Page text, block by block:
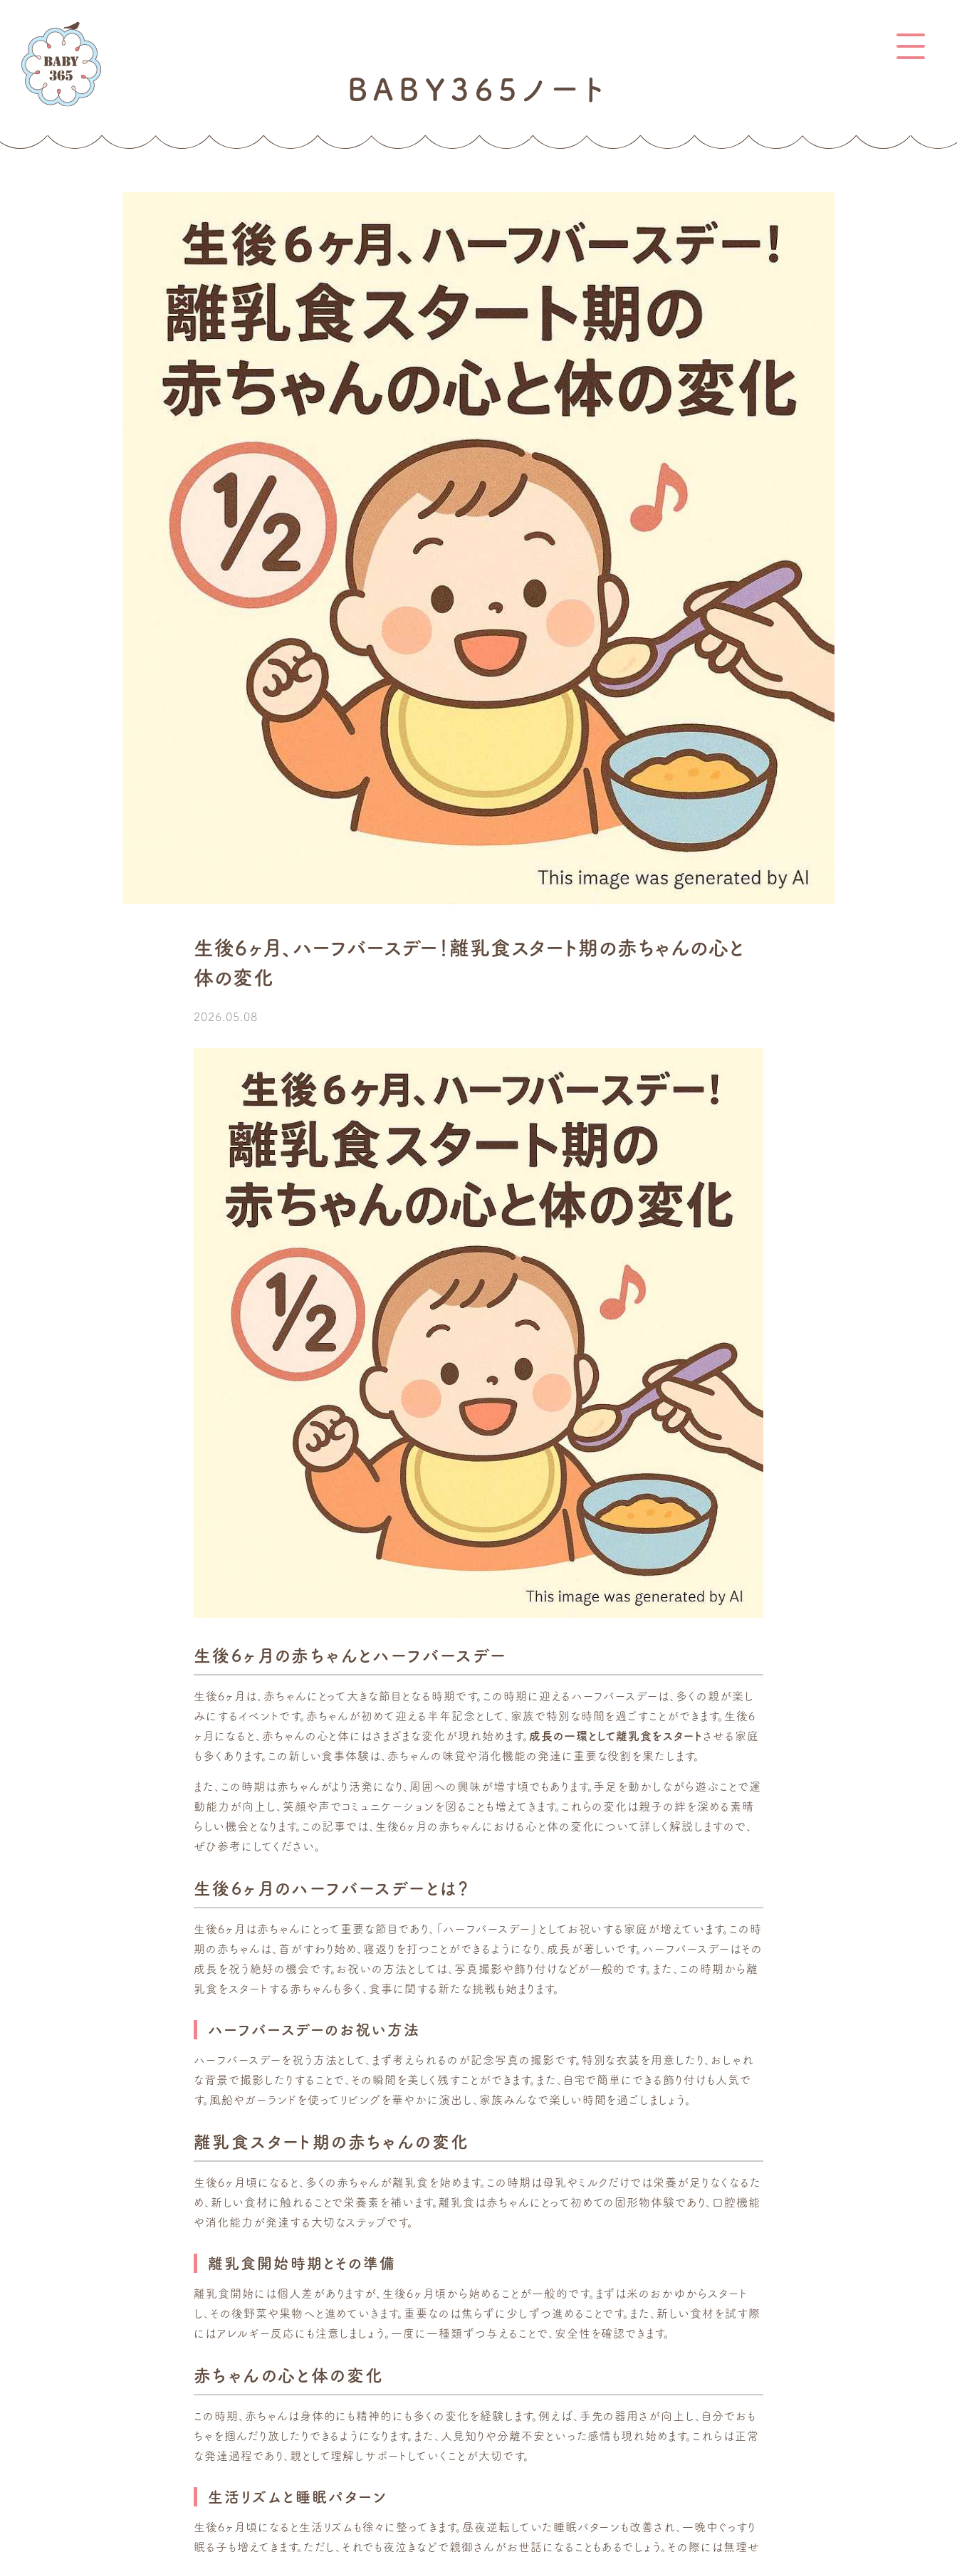
BABY365ノート
生後6ヶ月、ハーフバースデー！離乳食スタート期の赤ちゃんの心と
体の変化
2026.05.08
生後6ヶ月の赤ちゃんとハーフバースデー
生後6ヶ月は、赤ちゃんにとって大きな節目となる時期です。この時期に迎えるハーフバースデーは、多くの親が楽し
みにするイベントです。赤ちゃんが初めて迎える半年記念として、家族で特別な時間を過ごすことができます。生後6
ヶ月になると、赤ちゃんの心と体にはさまざまな変化が現れ始めます。 成長の一環として離乳食をスタート させる家庭
も多くあります。この新しい食事体験は、赤ちゃんの味覚や消化機能の発達に重要な役割を果たします。
また、この時期は赤ちゃんがより活発になり、周囲への興味が増す頃でもあります。手足を動かしながら遊ぶことで運
動能力が向上し、笑顔や声でコミュニケーションを図ることも増えてきます。これらの変化は親子の絆を深める素晴
らしい機会となります。この記事では、生後6ヶ月の赤ちゃんにおける心と体の変化について詳しく解説しますので、
ぜひ参考にしてください。
生後6ヶ月のハーフバースデーとは？
生後6ヶ月は赤ちゃんにとって重要な節目であり、「ハーフバースデー」としてお祝いする家庭が増えています。この時
期の赤ちゃんは、首がすわり始め、寝返りを打つことができるようになり、成長が著しいです。ハーフバースデーはその
成長を祝う絶好の機会です。お祝いの方法としては、写真撮影や飾り付けなどが一般的です。また、この時期から離
乳食をスタートする赤ちゃんも多く、食事に関する新たな挑戦も始まります。
ハーフバースデーのお祝い方法
ハーフバースデーを祝う方法として、まず考えられるのが記念写真の撮影です。特別な衣装を用意したり、おしゃれ
な背景で撮影したりすることで、その瞬間を美しく残すことができます。また、自宅で簡単にできる飾り付けも人気で
す。風船やガーランドを使ってリビングを華やかに演出し、家族みんなで楽しい時間を過ごしましょう。
離乳食スタート期の赤ちゃんの変化
生後6ヶ月頃になると、多くの赤ちゃんが離乳食を始めます。この時期は母乳やミルクだけでは栄養が足りなくなるた
め、新しい食材に触れることで栄養素を補います。離乳食は赤ちゃんにとって初めての固形物体験であり、口腔機能
や消化能力が発達する大切なステップです。
離乳食開始時期とその準備
離乳食開始には個人差がありますが、生後6ヶ月頃から始めることが一般的です。まずは米のおかゆからスタート
し、その後野菜や果物へと進めていきます。重要なのは焦らずに少しずつ進めることです。また、新しい食材を試す際
にはアレルギー反応にも注意しましょう。一度に一種類ずつ与えることで、安全性を確認できます。
赤ちゃんの心と体の変化
この時期、赤ちゃんは身体的にも精神的にも多くの変化を経験します。例えば、手先の器用さが向上し、自分でおも
ちゃを掴んだり放したりできるようになります。また、人見知りや分離不安といった感情も現れ始めます。これらは正常
な発達過程であり、親として理解しサポートしていくことが大切です。
生活リズムと睡眠パターン
生後6ヶ月頃になると生活リズムも徐々に整ってきます。昼夜逆転していた睡眠パターンも改善され、一晩中ぐっすり
眠る子も増えてきます。ただし、それでも夜泣きなどで親御さんがお世話になることもあるでしょう。その際には無理せ